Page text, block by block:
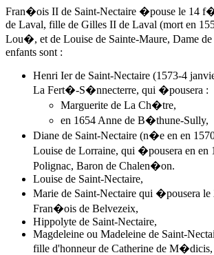
Fran�ois II de Saint-Nectaire �pouse le 14
de Laval, fille de Gilles II de Laval (mort en
Lou�, et de Louise de Sainte-Maure, Dame de
enfants sont :
Henri Ier de Saint-Nectaire (1573-4
La Fert�-S�nnecterre, qui �pousera :
Marguerite de La Ch�tre,
en 1654 Anne de B�thune-Sully,
Diane de Saint-Nectaire (n�e en en
Louise de Lorraine, qui �pousera en en
Polignac, Baron de Chalen�on.
Louise de Saint-Nectaire,
Marie de Saint-Nectaire qui �pousera le
Fran�ois de Belvezeix,
Hippolyte de Saint-Nectaire,
Magdeleine ou Madeleine de Saint-
fille d'honneur de Catherine de M�dicis,